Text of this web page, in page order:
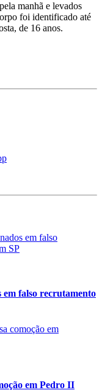
manhã e levados
foi identificado até
de 16 anos.
em falso recrutamento
em Pedro II